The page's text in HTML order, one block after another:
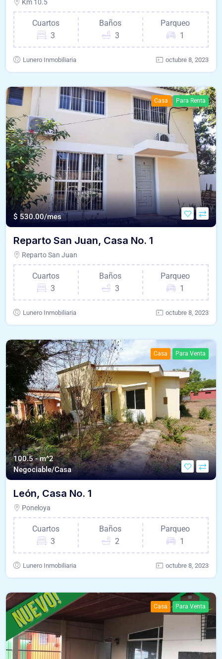
Km 10.5
Cuartos
3
Baños
3
Parqueo
1
Lunero Inmobiliaria octubre 8, 2023
Casa Para Renta
$ 530.00/mes
Reparto San Juan, Casa No. 1
Reparto San Juan
Cuartos
3
Baños
3
Parqueo
1
Lunero Inmobiliaria octubre 8, 2023
Casa Para Venta
100.5 - m^2
Negociable/Casa
León, Casa No. 1
Poneloya
Cuartos
3
Baños
2
Parqueo
1
Lunero Inmobiliaria octubre 8, 2023
Casa Para Venta